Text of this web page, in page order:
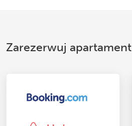
Zarezerwuj apartament